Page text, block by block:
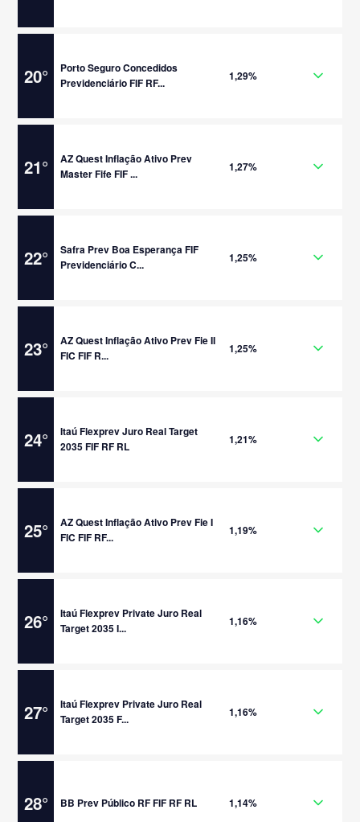
20°
Porto Seguro Concedidos
Previdenciário FIF RF...
1,29%
21°
AZ Quest Inflação Ativo Prev
Master Fife FIF ...
1,27%
22°
Safra Prev Boa Esperança FIF
Previdenciário C...
1,25%
23°
AZ Quest Inflação Ativo Prev Fie II
FIC FIF R...
1,25%
24°
Itaú Flexprev Juro Real Target
2035 FIF RF RL
1,21%
25°
AZ Quest Inflação Ativo Prev Fie I
FIC FIF RF...
1,19%
26°
Itaú Flexprev Private Juro Real
Target 2035 I...
1,16%
27°
Itaú Flexprev Private Juro Real
Target 2035 F...
1,16%
28° BB Prev Público RF FIF RF RL 1,14%